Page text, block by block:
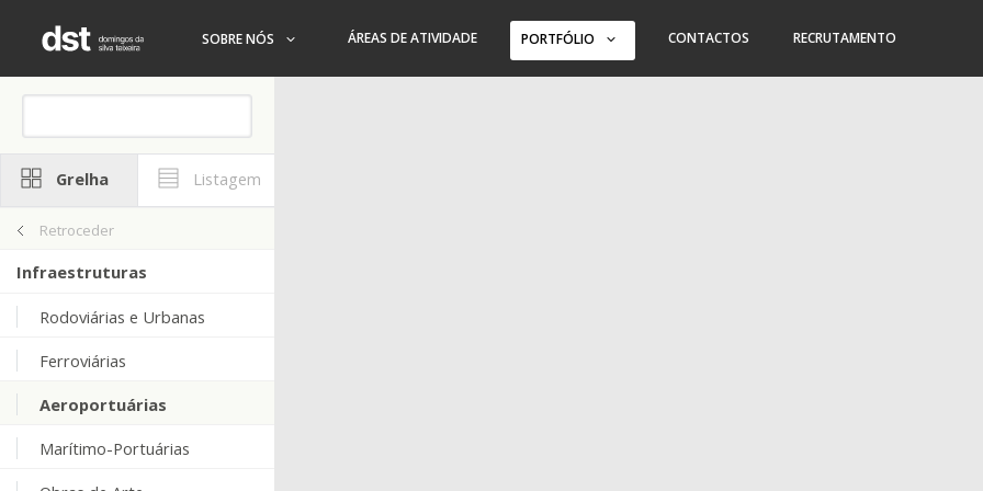
SOBRE NÓS ÁREAS DE ATIVIDADE PORTFÓLIO CONTACTOS RECRUTAMENTO
Grelha Listagem
Retroceder
Infraestruturas
Rodoviárias e Urbanas
Ferroviárias
Aeroportuárias
Marítimo-Portuárias